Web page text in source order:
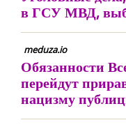
в ГСУ МВД,
meduza.io
Обязанности
перейдут
нацизму